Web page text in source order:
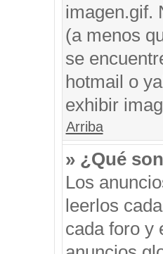
imagen.gif.
(a menos
se
hotmail o
exhibir
Arriba
» ¿Qué
Los
leerlos
cada foro y